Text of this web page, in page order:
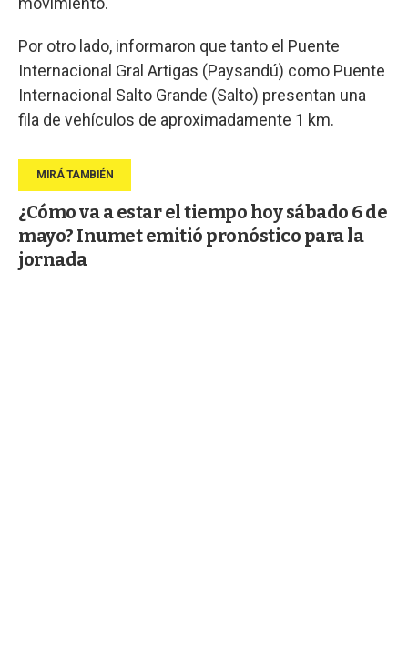
Por otro lado, informaron que tanto el Puente
Internacional Gral Artigas (Paysandú) como Puente
Internacional Salto Grande (Salto) presentan una
fila de vehículos de aproximadamente 1 km.
¿Cómo va a estar el tiempo hoy sábado 6 de
mayo? Inumet emitió pronóstico para la
jornada